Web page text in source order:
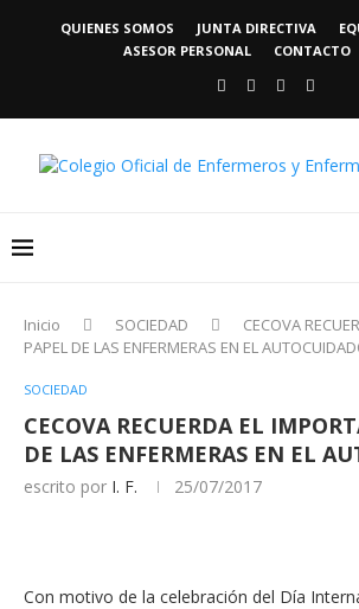
QUIENES SOMOS JUNTA DIRECTIVA
ASESOR PERSONAL
CONTACTO
Inicio SOCIEDAD
CECOVA
PAPEL DE LAS ENFERMERAS EN EL
SOCIEDAD
CECOVA RECUERDA EL
DE LAS ENFERMERAS EN EL
escrito por I. F. 25/07/2017
Con motivo de la celebración del Día